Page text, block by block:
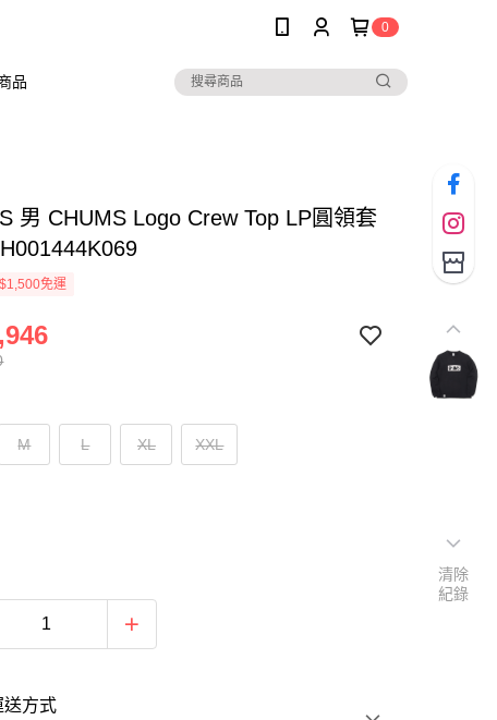
0
品
男 CHUMS Logo Crew Top LP圓領套
免運
M L XL XXL
送方式
清除
紀錄